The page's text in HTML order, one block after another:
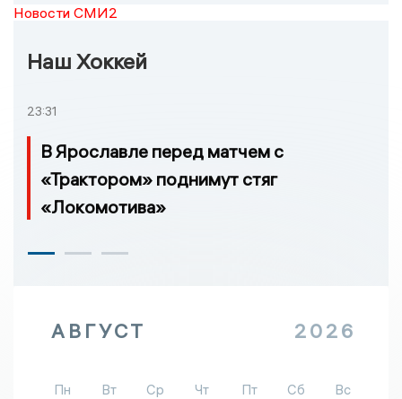
Новости СМИ2
Наш Хоккей
23:31
В Ярославле перед матчем с
«Трактором» поднимут стяг
«Локомотива»
АВГУСТ 2026
Пн Вт Ср Чт Пт Сб
Вс